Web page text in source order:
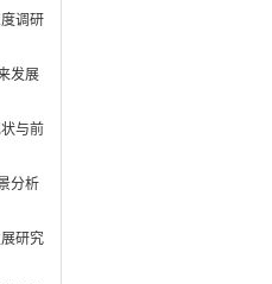
调研
发展
与前
分析
研究